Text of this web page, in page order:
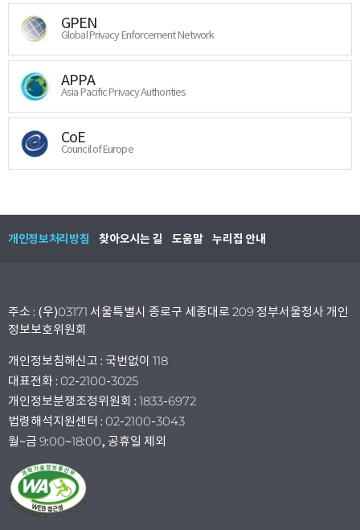
GPEN
Global Privacy Enforcement Network
APPA
Asia Pacific Privacy Authorities
CoE
Council of Europe
개인정보처리방침 찾아오시는 길 도움말 누리집 안내
주소 : (우)03171 서울특별시 종로구 세종대로 209 정부서울청사 개인
정보보호위원회
개인정보침해신고 : 국번없이 118
대표전화 : 02-2100-3025
개인정보분쟁조정위원회 : 1833-6972
법령해석지원센터 : 02-2100-3043
월~금 9:00~18:00, 공휴일 제외